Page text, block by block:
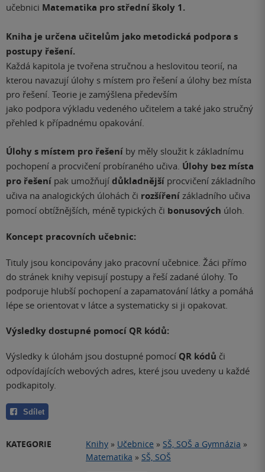
učebnici Matematika pro střední školy 1.
Kniha je určena učitelům jako metodická podpora s
postupy řešení.
Každá kapitola je tvořena stručnou a heslovitou teorií, na
kterou navazují úlohy s místem pro řešení a úlohy bez místa
pro řešení. Teorie je zamýšlena především
jako podpora výkladu vedeného učitelem a také jako stručný
přehled k případnému opakování.
Úlohy s místem pro řešení by měly sloužit k základnímu
pochopení a procvičení probíraného učiva. Úlohy bez místa
pro řešení pak umožňují důkladnější procvičení základního
učiva na analogických úlohách či rozšíření základního učiva
pomocí obtížnějších, méně typických či bonusových úloh.
Koncept pracovních učebnic:
Tituly jsou koncipovány jako pracovní učebnice. Žáci přímo
do stránek knihy vepisují postupy a řeší zadané úlohy. To
podporuje hlubší pochopení a zapamatování látky a pomáhá
lépe se orientovat v látce a systematicky si ji opakovat.
Výsledky dostupné pomocí QR kódů:
Výsledky k úlohám jsou dostupné pomocí QR kódů či
odpovídajících webových adres, které jsou uvedeny u každé
podkapitoly.
Sdílet
KATEGORIE Knihy » Učebnice » SŠ, SOŠ a Gymnázia »
Matematika » SŠ, SOŠ